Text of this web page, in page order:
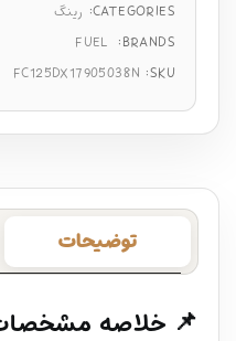
CATEGORIES: رینگ
BRANDS:
FUEL
SKU:
FC125DX17905038N
توضیحات
📌 خلاصه